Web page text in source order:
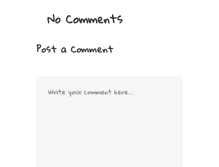
No Comments
Post a Comment